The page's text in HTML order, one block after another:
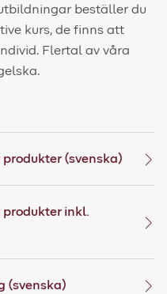
beställer du
kurs, de finns att
Flertal av våra
(svenska)
inkl.
(svenska)